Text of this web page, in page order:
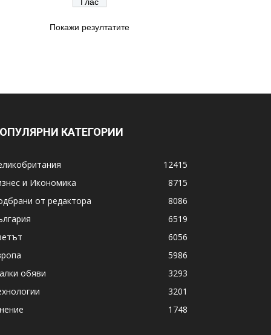
Покажи резултатите
КАТЕГОРИИ
12415
и Икономика
8715
от редактора
8086
6519
6056
5986
обяви
3293
3201
1748